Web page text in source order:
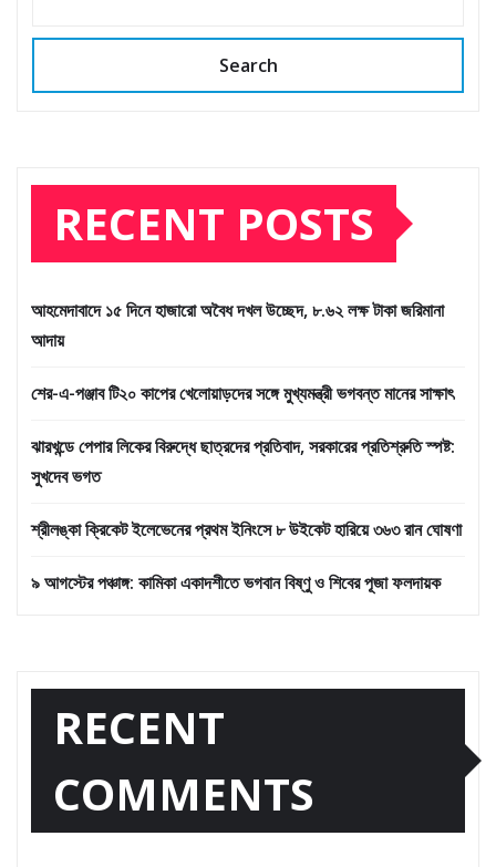
Search
RECENT POSTS
আহমেদাবাদে ১৫ দিনে হাজারো অবৈধ দখল উচ্ছেদ, ৮.৬২ লক্ষ টাকা জরিমানা
আদায়
শের-এ-পঞ্জাব টি২০ কাপের খেলোয়াড়দের সঙ্গে মুখ্যমন্ত্রী ভগবন্ত মানের সাক্ষাৎ
ঝারখন্ডে পেপার লিকের বিরুদ্ধে ছাত্রদের প্রতিবাদ, সরকারের প্রতিশ্রুতি স্পষ্ট:
সুখদেব ভগত
শ্রীলঙ্কা ক্রিকেট ইলেভেনের প্রথম ইনিংসে ৮ উইকেট হারিয়ে ৩৬৩ রান ঘোষণা
৯ আগস্টের পঞ্চাঙ্গ: কামিকা একাদশীতে ভগবান বিষ্ণু ও শিবের পূজা ফলদায়ক
RECENT
COMMENTS